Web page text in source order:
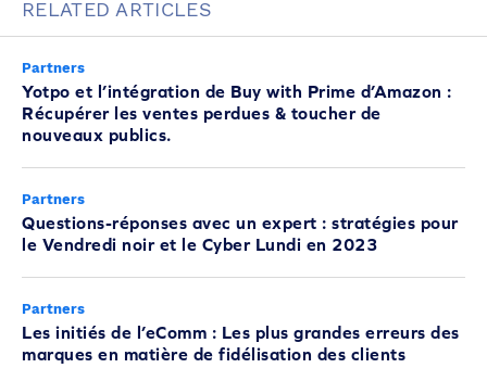
RELATED ARTICLES
Partners
Yotpo et l’intégration de Buy with Prime d’Amazon :
Récupérer les ventes perdues & toucher de
nouveaux publics.
Partners
Questions-réponses avec un expert : stratégies pour
le Vendredi noir et le Cyber Lundi en 2023
Partners
Les initiés de l’eComm : Les plus grandes erreurs des
marques en matière de fidélisation des clients